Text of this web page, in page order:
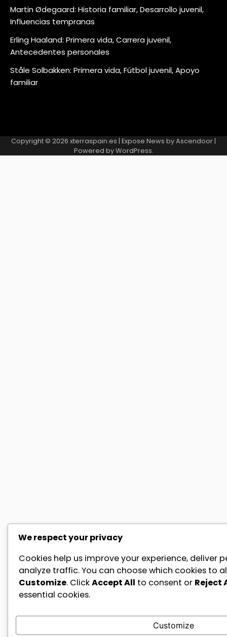
Martin Ødegaard: Historia familiar, Desarrollo juvenil,
Influencias tempranas
Erling Haaland: Primera vida, Carrera juvenil,
Antecedentes personales
Ståle Solbakken: Primera vida, Fútbol juvenil, Apoyo
familiar
Copyright © 2026 xterraspain.es | Expose News byAscendoor|
Powered byWordPress.
We respect your privacy
Cookies help us improve your experience, deliver
analyze traffic. You can choose which cookies to
Customize. ClickAccept All to consent or Reject
essential cookies.
Customize